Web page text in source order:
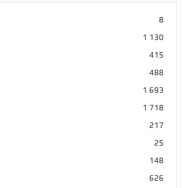
8
1 130
415
488
1 693
1 718
217
25
148
626